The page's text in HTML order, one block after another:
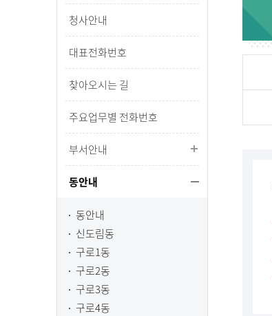
청사안내
대표전화번호
찾아오시는 길
주요업무별 전화번호
부서안내
동안내
동안내
신도림동
구로1동
구로2동
구로3동
구로4동